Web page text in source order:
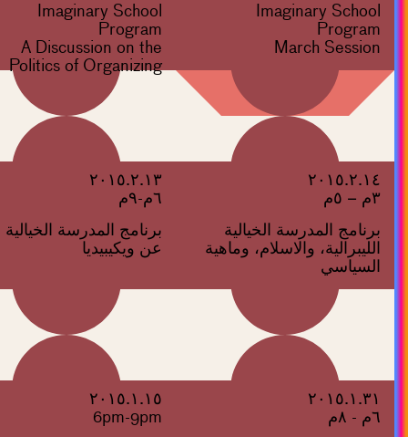
Imaginary School
Program
March Session
Imaginary School
Program
A Discussion on the
Politics of Organizing
٢٠١٥.٢.١٤
٣م – ٥م
برنامج المدرسة الخيالية
الليبرالية، والاسلام، وماهية
السياسي
٢٠١٥.٢.١٣
٦م-٩م
برنامج المدرسة الخيالية
عن ويكيبيديا
٢٠١٥.١.٣١
٦م - ٨م
٢٠١٥.١.١٥
6pm-9pm